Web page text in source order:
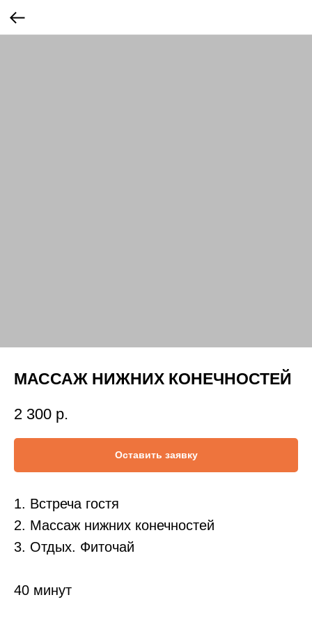
МАССАЖ НИЖНИХ КОНЕЧНОСТЕЙ
2 300 р.
Оставить заявку
1. Встреча гостя
2. Массаж нижних конечностей
3. Отдых. Фиточай
40 минут